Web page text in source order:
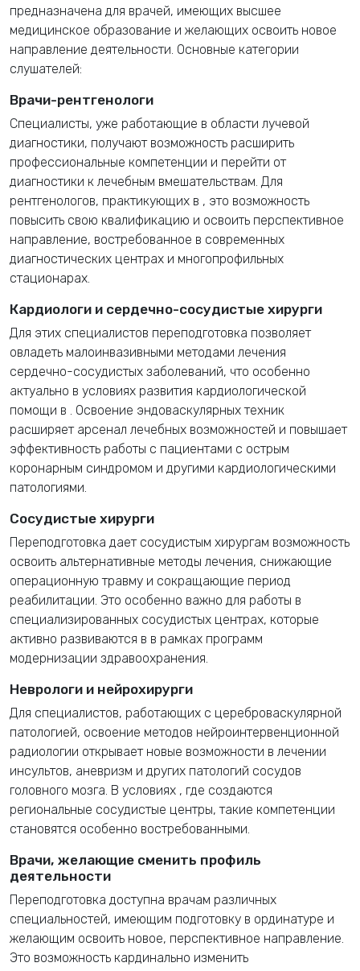
предназначена для врачей, имеющих высшее
медицинское образование и желающих освоить новое
направление деятельности. Основные категории
слушателей:
Врачи-рентгенологи
Специалисты, уже работающие в области лучевой
диагностики, получают возможность расширить
профессиональные компетенции и перейти от
диагностики к лечебным вмешательствам. Для
рентгенологов, практикующих в , это возможность
повысить свою квалификацию и освоить перспективное
направление, востребованное в современных
диагностических центрах и многопрофильных
стационарах.
Кардиологи и сердечно-сосудистые хирурги
Для этих специалистов переподготовка позволяет
овладеть малоинвазивными методами лечения
сердечно-сосудистых заболеваний, что особенно
актуально в условиях развития кардиологической
помощи в . Освоение эндоваскулярных техник
расширяет арсенал лечебных возможностей и повышает
эффективность работы с пациентами с острым
коронарным синдромом и другими кардиологическими
патологиями.
Сосудистые хирурги
Переподготовка дает сосудистым хирургам возможность
освоить альтернативные методы лечения, снижающие
операционную травму и сокращающие период
реабилитации. Это особенно важно для работы в
специализированных сосудистых центрах, которые
активно развиваются в в рамках программ
модернизации здравоохранения.
Неврологи и нейрохирурги
Для специалистов, работающих с цереброваскулярной
патологией, освоение методов нейроинтервенционной
радиологии открывает новые возможности в лечении
инсультов, аневризм и других патологий сосудов
головного мозга. В условиях , где создаются
региональные сосудистые центры, такие компетенции
становятся особенно востребованными.
Врачи, желающие сменить профиль
деятельности
Переподготовка доступна врачам различных
специальностей, имеющим подготовку в ординатуре и
желающим освоить новое, перспективное направление.
Это возможность кардинально изменить